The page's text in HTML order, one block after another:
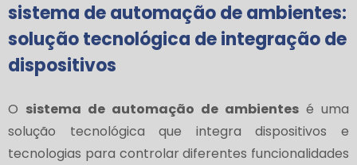
sistema de automação de ambientes:
solução tecnológica de integração de
dispositivos
O sistema de automação de ambientes é uma
solução tecnológica que integra dispositivos e
tecnologias para controlar diferentes funcionalidades